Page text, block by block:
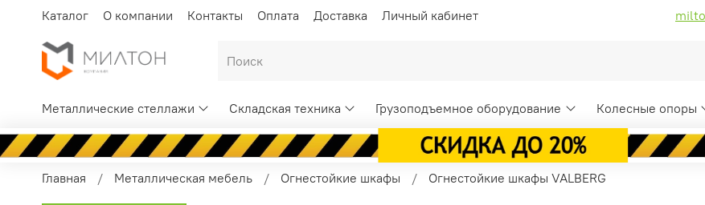
Каталог О компании Контакты Оплата Доставка Личный кабинет
Металлические стеллажи Складская техника Грузоподъемное оборудование Колесные опоры
Главная Металлическая мебель Огнестойкие шкафы Огнестойкие шкафы VALBERG